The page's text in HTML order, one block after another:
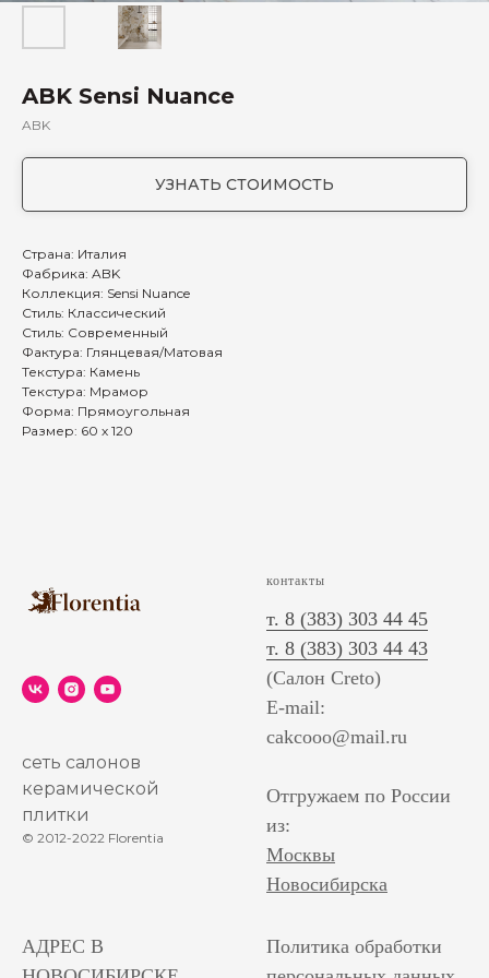
ABK Sensi Nuance
ABK
УЗНАТЬ СТОИМОСТЬ
Страна: Италия
Фабрика: ABK
Коллекция: Sensi Nuance
Стиль: Классический
Стиль: Современный
Фактура: Глянцевая/Матовая
Текстура: Камень
Текстура: Мрамор
Форма: Прямоугольная
Размер: 60 х 120
сеть салонов
керамической
плитки
© 2012-2022 Florentia
контакты
т. 8 (383) 303 44 45
т. 8 (383) 303 44 43
(Салон Creto)
E-mail:
cakcooo@mail.ru
Отгружаем по России
из:
Москвы
Новосибирска
АДРЕС В
Политика обработки